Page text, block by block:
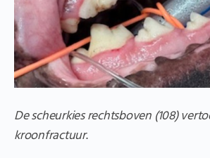
De scheurkies rechtsboven (108)
kroonfractuur.